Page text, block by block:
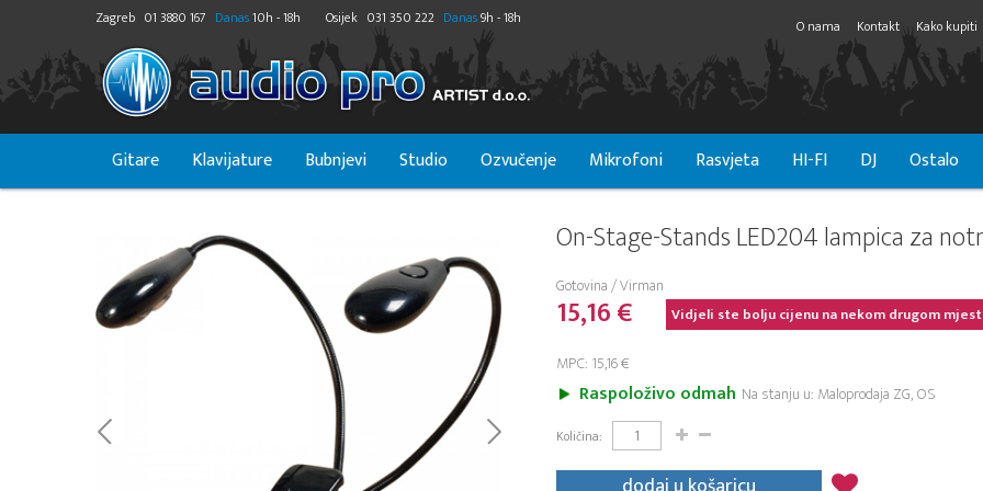
Zagreb 01 3880 167 Danas10h - 18h Osijek 031 350 222 Danas9h - 18h O nama Kontakt Kako kupiti
Gitare Klavijature Bubnjevi Studio Ozvučenje Mikrofoni Rasvjeta HI-FI DJ Ostalo
On-Stage-Stands LED204 lampica za
Gotovina / Virman
15,16 € Vidjeli ste bolju cijenu na nekom drugom
MPC: 15,16 €
Raspoloživo odmah Na stanju u: Maloprodaja ZG, OS
Količina: